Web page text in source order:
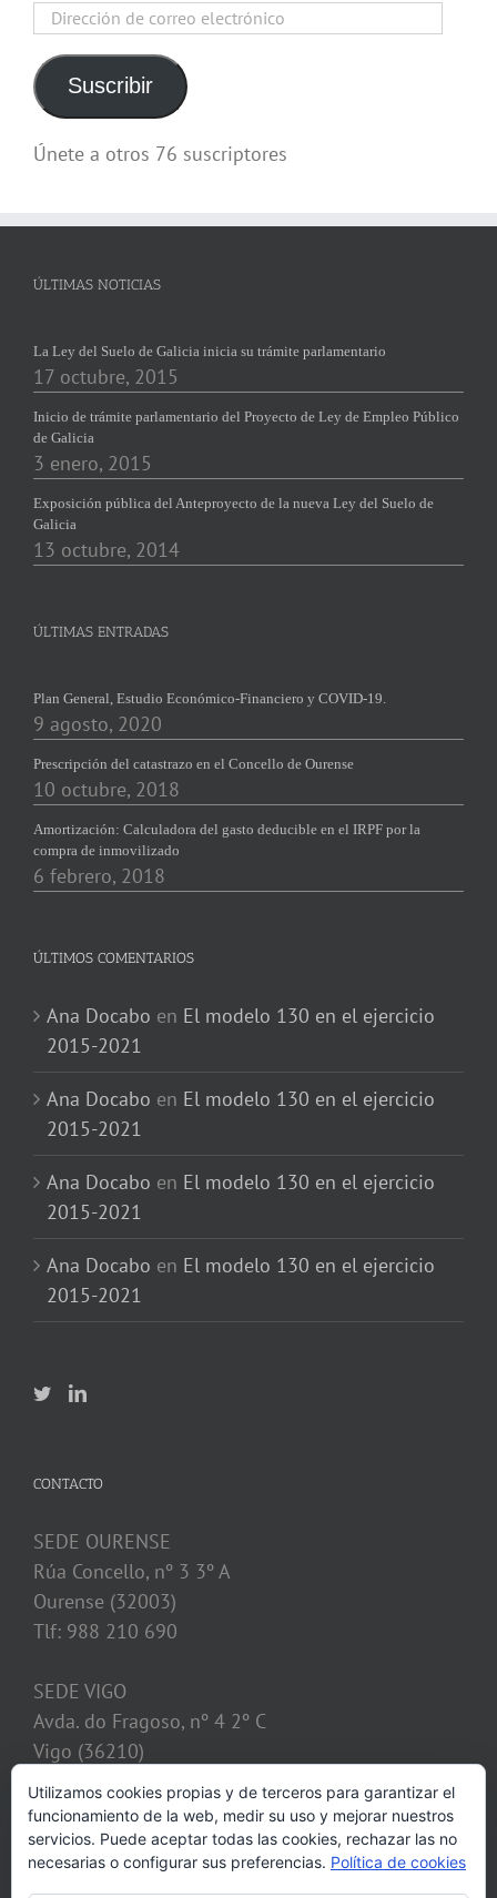
Dirección
correo
electrónico
Suscribir
Únete a otros 76 suscriptores
ÚLTIMAS NOTICIAS
La Ley del Suelo de Galicia inicia su trámite parlamentario
17 octubre, 2015
Inicio de trámite parlamentario del Proyecto de Ley de Empleo Público
de Galicia
3 enero, 2015
Exposición pública del Anteproyecto de la nueva Ley del Suelo de
Galicia
13 octubre, 2014
ÚLTIMAS ENTRADAS
Plan General, Estudio Económico-Financiero y COVID-19.
9 agosto, 2020
Prescripción del catastrazo en el Concello de Ourense
10 octubre, 2018
Amortización: Calculadora del gasto deducible en el IRPF por la
compra de inmovilizado
6 febrero, 2018
ÚLTIMOS COMENTARIOS
Ana Docabo en El modelo 130 en el ejercicio
2015-2021
Ana Docabo en El modelo 130 en el ejercicio
2015-2021
Ana Docabo en El modelo 130 en el ejercicio
2015-2021
Ana Docabo en El modelo 130 en el ejercicio
2015-2021
CONTACTO
SEDE OURENSE
Rúa Concello, nº 3 3º A
Ourense (32003)
Tlf: 988 210 690
SEDE VIGO
Avda. do Fragoso, nº 4 2º C
Vigo (36210)
Tlf: 986 128 621
despacho@calvosobrino.com
Utilizamos cookies propias y de terceros para garantizar el
funcionamiento de la web, medir su uso y mejorar nuestros
servicios. Puede aceptar todas las cookies, rechazar las no
necesarias o configurar sus preferencias. Política de cookies